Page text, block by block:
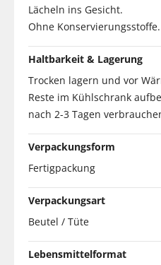
Lächeln ins Gesicht.
Ohne Konservierungsstoffe.
Haltbarkeit & Lagerung
Trocken lagern und vor
Reste im Kühlschrank
nach 2-3 Tagen
Verpackungsform
Fertigpackung
Verpackungsart
Beutel / Tüte
Lebensmittelformat